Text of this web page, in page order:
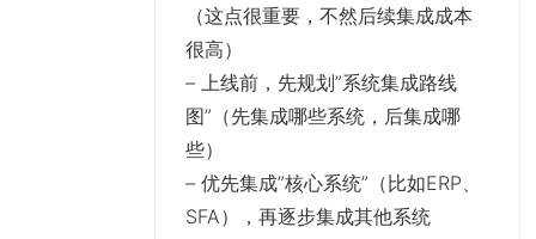
（这点很重要，不然后续集成成本
很高）
– 上线前，先规划”系统集成路线
图”（先集成哪些系统，后集成哪
些）
– 优先集成”核心系统”（比如ERP、
SFA），再逐步集成其他系统